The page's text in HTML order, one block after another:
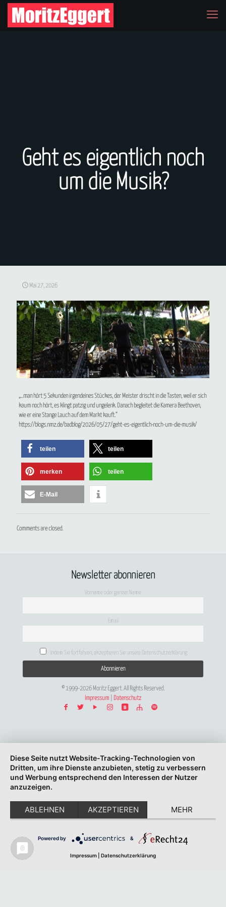
Geht es eigentlich noch
um die Musik?
Mai 27, 2026
„…man hört 5 Sekunden irgendeines Stückes, der Meister drischt in die Tasten, weil er sich
kaum noch hört, es klingt patzig und ungelenk. Danach begleitet die Kamera Beethoven,
wie er eine Stange Lauch auf dem Markt kauft.“
https://blogs.nmz.de/badblog/2026/05/27/geht-es-eigentlich-noch-um-die-musik/
teilen teilen
merken teilen
E-Mail
Comments are closed.
Newsletter abonnieren
Vorname oder ganzer Name
Email
Indem Sie fortfahren, akzeptieren Sie unsere Datenschutzerklärung.
© 1999-2026 Moritz Eggert. All Rights Reserved.
Impressum
Datenschutz
Diese Seite nutzt Website-Tracking-Technologien von
Dritten, um ihre Dienste anzubieten, stetig zu verbessern
und Werbung entsprechend den Interessen der Nutzer
anzuzeigen.
ABLEHNEN AKZEPTIEREN MEHR
Powered by &
Impressum Datenschutzerklärung